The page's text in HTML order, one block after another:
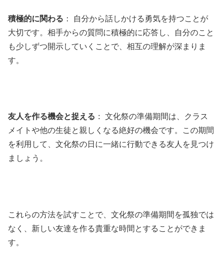
積極的に関わる ： 自分から話しかける勇気を持つことが
大切です。相手からの質問に積極的に応答し、自分のこと
も少しずつ開示していくことで、相互の理解が深まりま
す。
友人を作る機会と捉える ： 文化祭の準備期間は、クラス
メイトや他の生徒と親しくなる絶好の機会です。この期間
を利用して、文化祭の日に一緒に行動できる友人を見つけ
ましょう。
これらの方法を試すことで、文化祭の準備期間を孤独では
なく、新しい友達を作る貴重な時間とすることができま
す。